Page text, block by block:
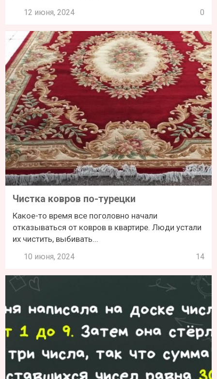
12 июня, 2024 0
Чистка ковров по-турецки
Какое-то время все поголовно начали
отказываться от ковров в квартире. Люди устали
их чистить, выбивать...
10 июня, 2024 14